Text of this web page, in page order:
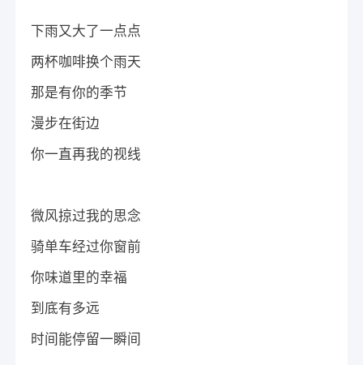
下雨又大了一点点
两杯咖啡换个雨天
那是有你的季节
漫步在街边
你一直再我的视线
微风掠过我的思念
骑单车经过你窗前
你味道里的幸福
到底有多远
时间能停留一瞬间